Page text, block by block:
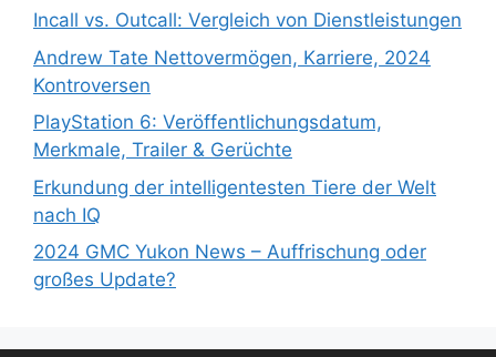
Incall vs. Outcall: Vergleich von Dienstleistungen
Andrew Tate Nettovermögen, Karriere, 2024
Kontroversen
PlayStation 6: Veröffentlichungsdatum,
Merkmale, Trailer & Gerüchte
Erkundung der intelligentesten Tiere der Welt
nach IQ
2024 GMC Yukon News – Auffrischung oder
großes Update?